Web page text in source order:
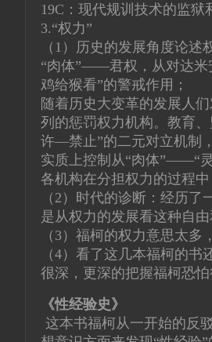
19C：现代规训技术的监
3.“权力”
（1）历史的发展角度论述
“肉体”——君权，从对达米
鸡给猴看”的警戒作用；
随着历史大变革的发展人
列的惩罚权力机构。教育
许—禁止”的二元对立机制
实质上控制从“肉体”——“
各机构在分担权力的过程
（2）时代的诊断：经历
是从权力的发展看这种自
（3）福柯的权力意思太
（4）看了这几本福柯的
很深，更深的把握福柯恐
《性经验史》
这本书福柯从一开始的反